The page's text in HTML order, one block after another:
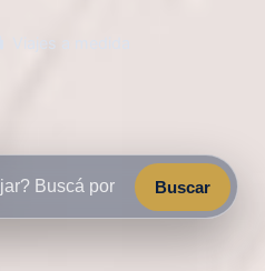
🧳 Viajes a medida
Buscar